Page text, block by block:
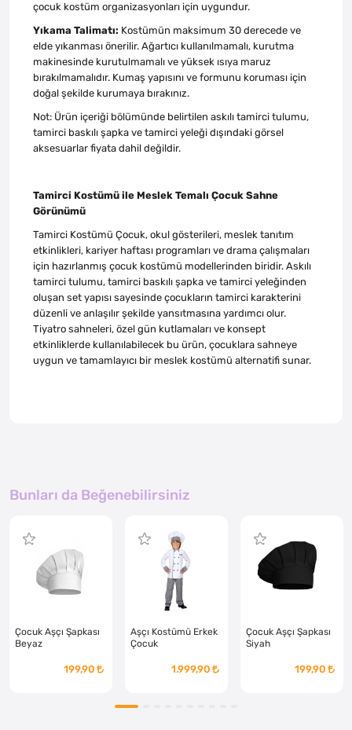
çocuk kostüm organizasyonları için uygundur.
Yıkama Talimatı: Kostümün maksimum 30 derecede ve
elde yıkanması önerilir. Ağartıcı kullanılmamalı, kurutma
makinesinde kurutulmamalı ve yüksek ısıya maruz
bırakılmamalıdır. Kumaş yapısını ve formunu koruması için
doğal şekilde kurumaya bırakınız.
Not: Ürün içeriği bölümünde belirtilen askılı tamirci tulumu,
tamirci baskılı şapka ve tamirci yeleği dışındaki görsel
aksesuarlar fiyata dahil değildir.
Tamirci Kostümü ile Meslek Temalı Çocuk Sahne
Görünümü
Tamirci Kostümü Çocuk, okul gösterileri, meslek tanıtım
etkinlikleri, kariyer haftası programları ve drama çalışmaları
için hazırlanmış çocuk kostümü modellerinden biridir. Askılı
tamirci tulumu, tamirci baskılı şapka ve tamirci yeleğinden
oluşan set yapısı sayesinde çocukların tamirci karakterini
düzenli ve anlaşılır şekilde yansıtmasına yardımcı olur.
Tiyatro sahneleri, özel gün kutlamaları ve konsept
etkinliklerde kullanılabilecek bu ürün, çocuklara sahneye
uygun ve tamamlayıcı bir meslek kostümü alternatifi sunar.
Bunları da Beğenebilirsiniz
Çocuk Aşçı Şapkası
Beyaz
199,90
Aşçı Kostümü Erkek
Çocuk
1.999,90
Çocuk Aşçı Şapkası
Siyah
199,90